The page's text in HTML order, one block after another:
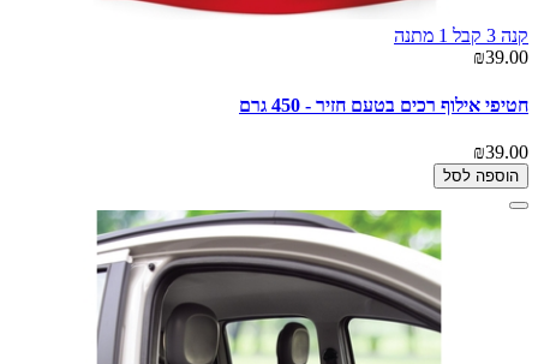
קנה 3 קבל 1 מתנה
₪39.00
חטיפי אילוף רכים בטעם חזיר - 450 גרם
₪39.00
הוספה לסל